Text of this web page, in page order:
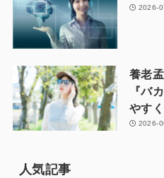
2026-
養老
『バ
やすく
2026-
人気記事